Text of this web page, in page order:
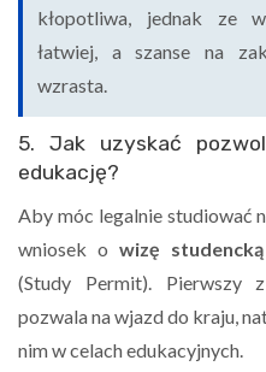
kłopotliwa, jednak ze
łatwiej, a szanse na
wzrasta.
5. Jak uzyskać
edukację?
Aby móc legalnie studiować
wniosek owizę studencką
(Study Permit). Pierwszy
pozwala na wjazd do kraju,
nim w celach edukacyjnych.